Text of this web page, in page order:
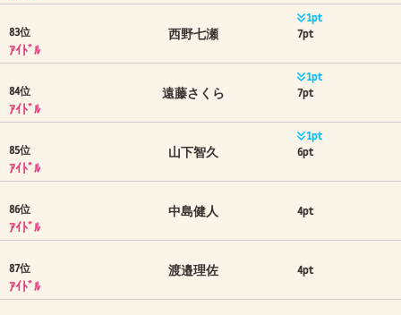
83位
ｱｲﾄﾞﾙ
西野七瀬
1pt
7pt
84位
ｱｲﾄﾞﾙ
遠藤さくら
1pt
7pt
85位
ｱｲﾄﾞﾙ
山下智久
1pt
6pt
86位
ｱｲﾄﾞﾙ
中島健人 4pt
87位
ｱｲﾄﾞﾙ
渡邉理佐 4pt